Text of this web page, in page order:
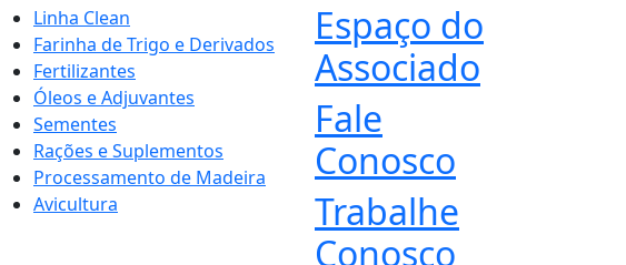
Linha Clean
Farinha de Trigo e Derivados
Fertilizantes
Óleos e Adjuvantes
Sementes
Rações e Suplementos
Processamento de Madeira
Avicultura
Espaço do
Associado
Fale
Conosco
Trabalhe
Conosco